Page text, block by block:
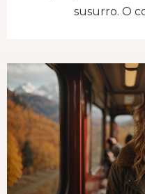
susurro. O